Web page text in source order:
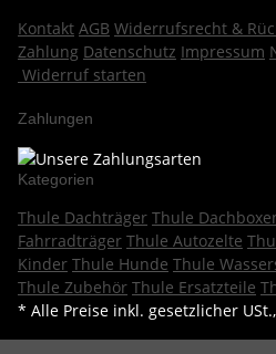
Kontakt AGB Widerrufsrecht &
Zahlung Datenschutz Impressum
Widerruf starten
Zahlungen
Kategorien
Thule Dachträger Thule
Fahrradträger Thule Autozelte
Kinder Thule Hunde Thule
Thule Zubehör Thule Ersatzteile
* Alle Preise inkl. gesetzlicher